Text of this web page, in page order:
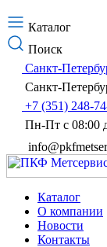
Каталог
Поиск
Санкт-
Санкт-
+7 (351) 248-
Пн-Пт с 08:00
Каталог
О компании
Новости
Контакты